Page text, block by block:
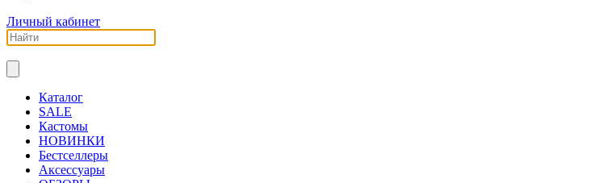
Личный кабинет
Каталог
SALE
Кастомы
НОВИНКИ
Бестселлеры
Аксессуары